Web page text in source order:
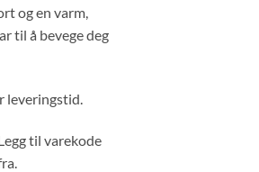
og en varm,
til å bevege deg
leveringstid.
til varekode